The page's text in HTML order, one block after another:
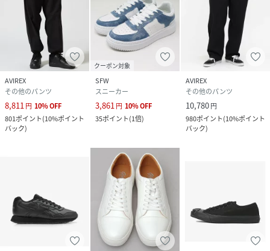
AVIREX
その他のパンツ
8,811円 10%OFF
801ポイント(10%ポイント
バック)
クーポン対象
SFW
スニーカー
3,861円 10%OFF
35ポイント(1倍)
AVIREX
その他のパンツ
10,780円
980ポイント(10%ポイント
バック)